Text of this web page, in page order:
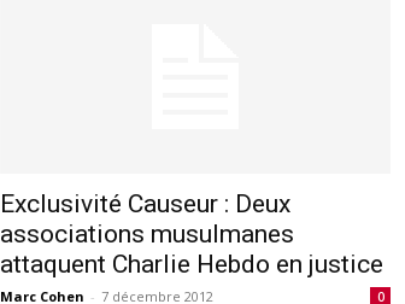
Exclusivité Causeur : Deux
associations musulmanes
attaquent Charlie Hebdo en justice
Marc Cohen - 7 décembre 2012 0